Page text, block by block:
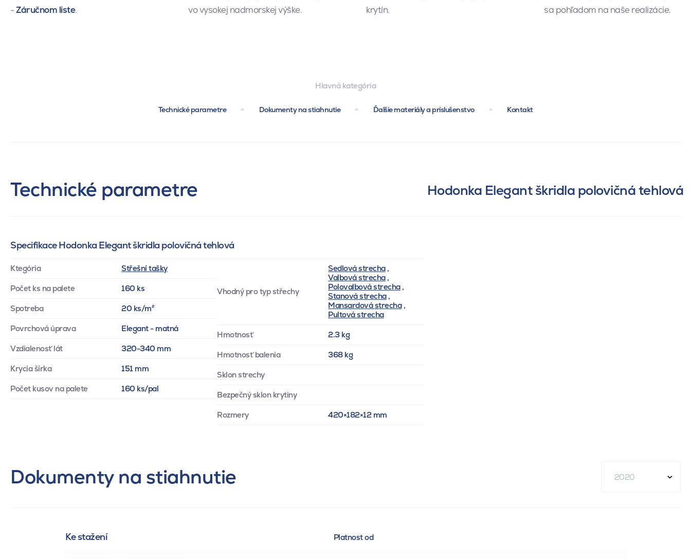
-Záručnom liste.
vo vysokej nadmorskej výške.
krytín.
sa pohľadom na naše realizácie.
Hlavná kategória
Technické parametre Dokumenty na stiahnutie Ďalšie materiály a príslušenstvo Kontakt
Technické parametre Hodonka Elegant škridla polovičná tehlová
Specifikace Hodonka Elegant škridla polovičná tehlová
Ktegória Střešní tašky
Počet ks na palete 160 ks
Spotreba 20 ks/m²
Povrchová úprava Elegant - matná
Vzdialenosť lát 320-340 mm
Krycia šírka 151 mm
Počet kusov na palete 160 ks/pal
Vhodný pro typ střechy
Sedlová strecha,
Valbová strecha,
Polovalbová strecha,
Stanová strecha,
Mansardová strecha,
Pultová strecha
Hmotnosť 2.3 kg
Hmotnosť balenia 368 kg
Sklon strechy
Bezpečný sklon krytiny
Rozmery 420×182×12 mm
Dokumenty na stiahnutie 2020
Ke stažení Platnost od